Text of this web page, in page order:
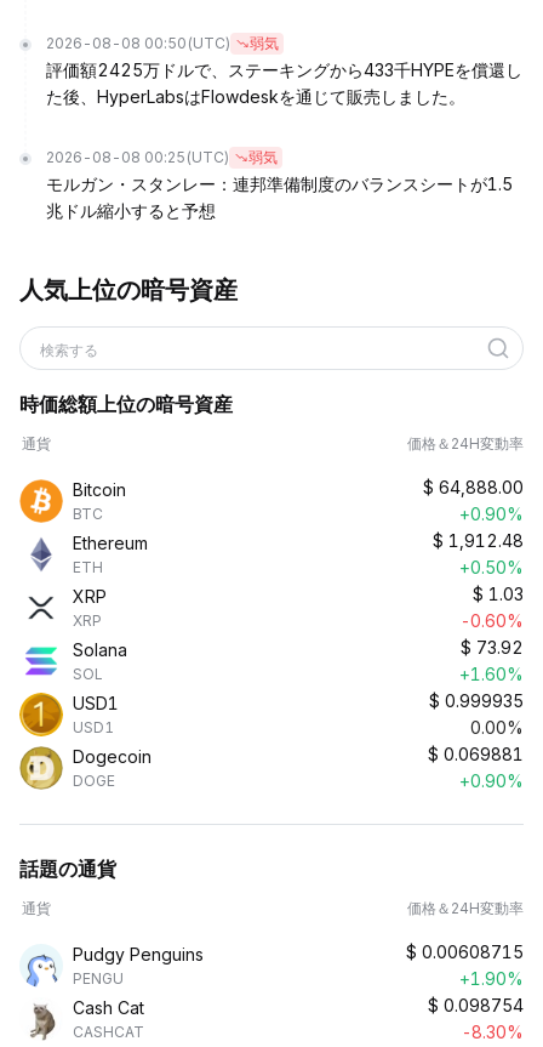
2026-08-08 00:50 (UTC) 弱気
評価額2425万ドルで、ステーキングから433千HYPEを償還し
た後、HyperLabsはFlowdeskを通じて販売しました。
2026-08-08 00:25 (UTC) 弱気
モルガン・スタンレー：連邦準備制度のバランスシートが1.5
兆ドル縮小すると予想
人気上位の暗号資産
検索する
時価総額上位の暗号資産
通貨 価格＆24H変動率
Bitcoin
BTC
$ 64,888.00
+0.90%
Ethereum
ETH
$ 1,912.48
+0.50%
XRP
XRP
$ 1.03
-0.60%
Solana
SOL
$ 73.92
+1.60%
USD1
USD1
$ 0.999935
0.00%
Dogecoin
DOGE
$ 0.069881
+0.90%
話題の通貨
通貨 価格＆24H変動率
Pudgy Penguins
PENGU
$ 0.00608715
+1.90%
Cash Cat
CASHCAT
$ 0.098754
-8.30%